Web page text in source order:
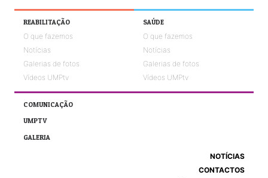
REABILITAÇÃO
O que fazemos
Notícias
Galerias de fotos
Vídeos UMPtv
SAÚDE
O que fazemos
Notícias
Galerias de fotos
Vídeos UMPtv
COMUNICAÇÃO
UMPTV
GALERIA
NOTÍCIAS
CONTACTOS